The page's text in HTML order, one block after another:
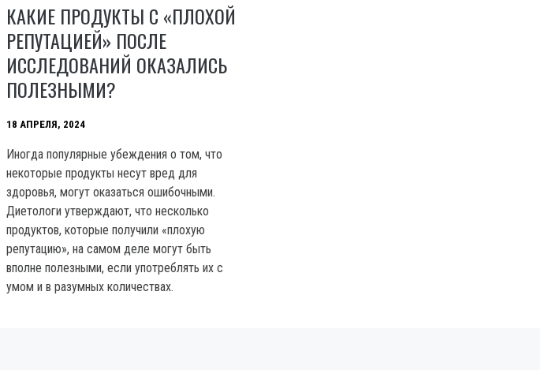
КАКИЕ ПРОДУКТЫ С «ПЛОХОЙ
РЕПУТАЦИЕЙ» ПОСЛЕ
ИССЛЕДОВАНИЙ ОКАЗАЛИСЬ
ПОЛЕЗНЫМИ?
18 АПРЕЛЯ, 2024
Иногда популярные убеждения о том, что
некоторые продукты несут вред для
здоровья, могут оказаться ошибочными.
Диетологи утверждают, что несколько
продуктов, которые получили «плохую
репутацию», на самом деле могут быть
вполне полезными, если употреблять их с
умом и в разумных количествах.